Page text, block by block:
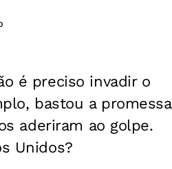
é preciso invadir o
bastou a promessa
aderiram ao golpe.
Unidos?